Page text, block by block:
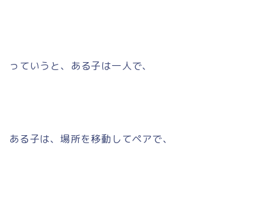
っていうと、ある子は一人で、
ある子は、場所を移動してペアで、